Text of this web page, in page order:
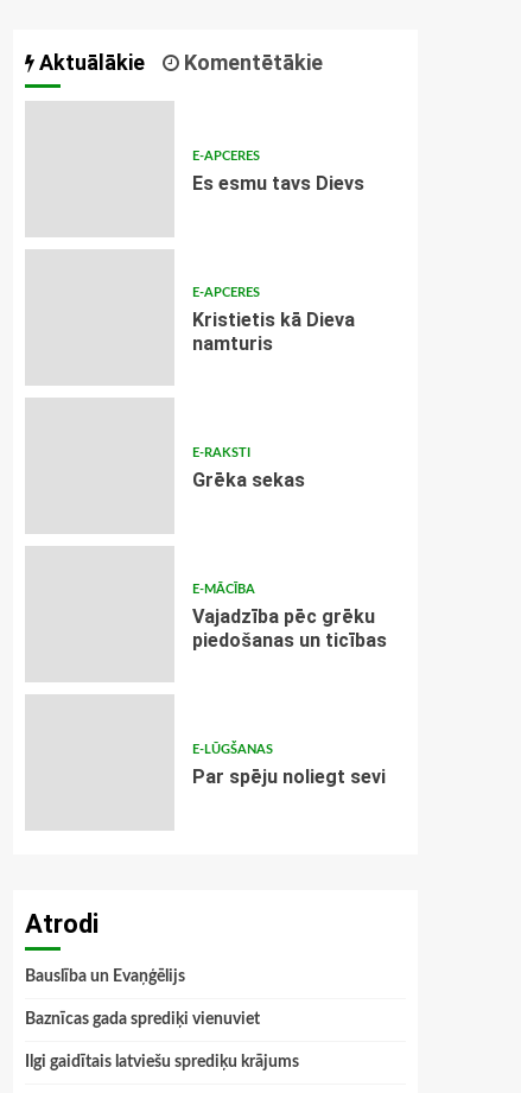
Aktuālākie Komentētākie
E-APCERES
Es esmu tavs Dievs
E-APCERES
Kristietis kā Dieva
namturis
E-RAKSTI
Grēka sekas
E-MĀCĪBA
Vajadzība pēc grēku
piedošanas un ticības
E-LŪGŠANAS
Par spēju noliegt sevi
Atrodi
Bauslība un Evaņģēlijs
Baznīcas gada sprediķi vienuviet
Ilgi gaidītais latviešu sprediķu krājums